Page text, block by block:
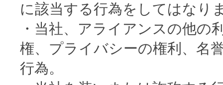
に該当する行為をしてはなり
・当社、アライアンスの他の
権、プライバシーの権利、名
行為。